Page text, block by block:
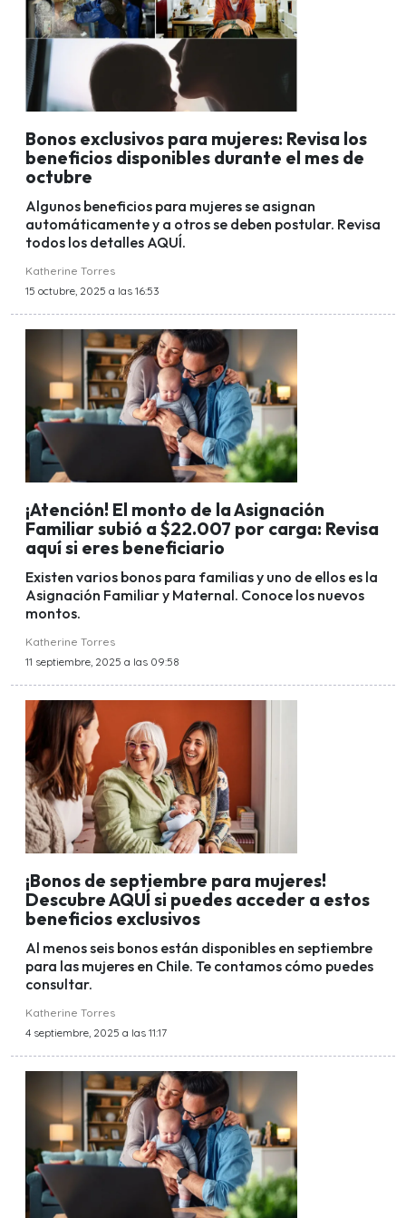
Bonos exclusivos para mujeres: Revisa los
beneficios disponibles durante el mes de
octubre
Algunos beneficios para mujeres se asignan
automáticamente y a otros se deben postular. Revisa
todos los detalles AQUÍ.
Katherine Torres
15 octubre, 2025 a las 16:53
¡Atención! El monto de la Asignación
Familiar subió a $22.007 por carga: Revisa
aquí si eres beneficiario
Existen varios bonos para familias y uno de ellos es la
Asignación Familiar y Maternal. Conoce los nuevos
montos.
Katherine Torres
11 septiembre, 2025 a las 09:58
¡Bonos de septiembre para mujeres!
Descubre AQUÍ si puedes acceder a estos
beneficios exclusivos
Al menos seis bonos están disponibles en septiembre
para las mujeres en Chile. Te contamos cómo puedes
consultar.
Katherine Torres
4 septiembre, 2025 a las 11:17